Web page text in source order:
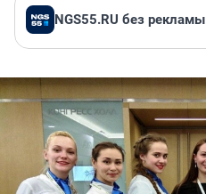
NGS55.RU без рекламы